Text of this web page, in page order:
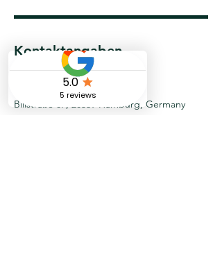
Kontaktangaben
040-524754500
info@spotless-fj.de
Billstraße 87, 20539 Hamburg, Germany